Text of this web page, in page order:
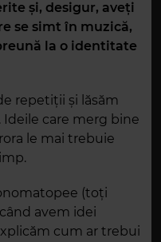
și, desigur, aveți
se simt în muzică,
la o identitate
repetiții și lăsăm
care merg bine
le mai trebuie
(toți
avem idei
cum ar trebui